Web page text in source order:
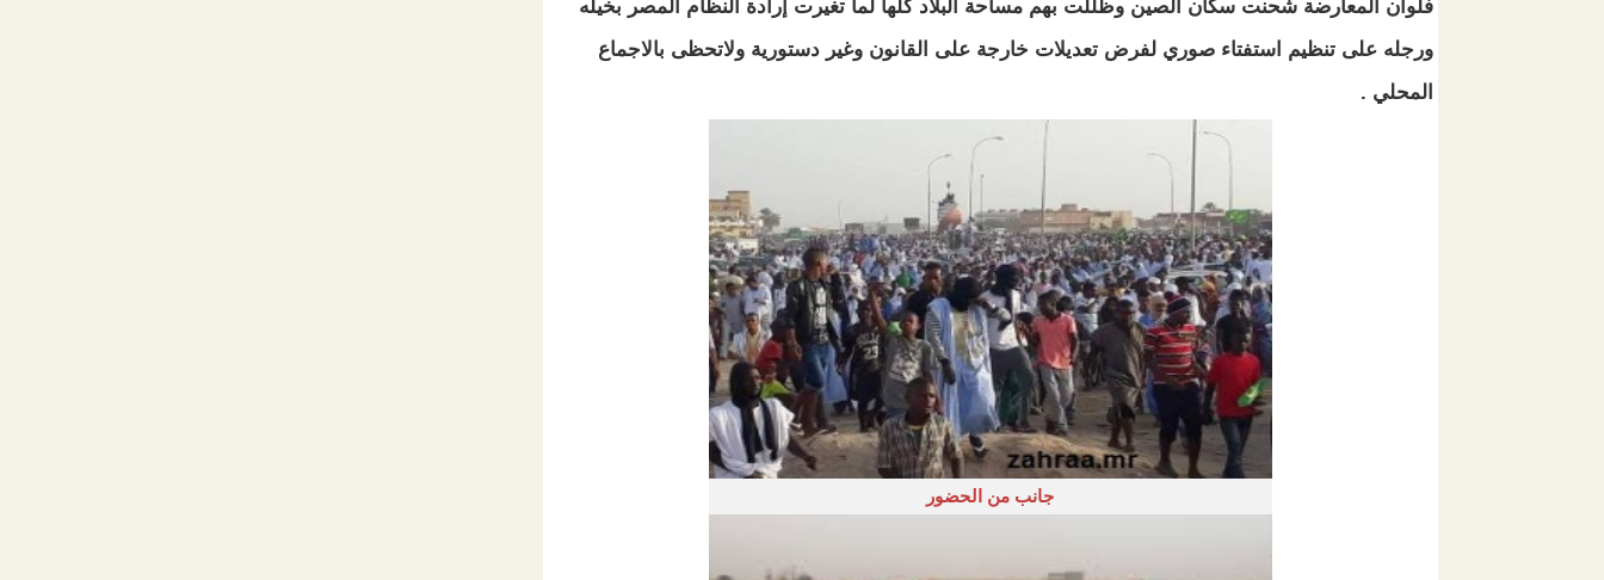
فلوان المعارضة شحنت سكان الصين وظللت بهم مساحة البلاد كلها لما تغيرت إرادة النظام المصر بخيله
ورجله على تنظيم استفتاء صوري لفرض تعديلات خارجة على القانون وغير دستورية ولاتحظى بالاجماع
المحلي .
جانب من الحضور